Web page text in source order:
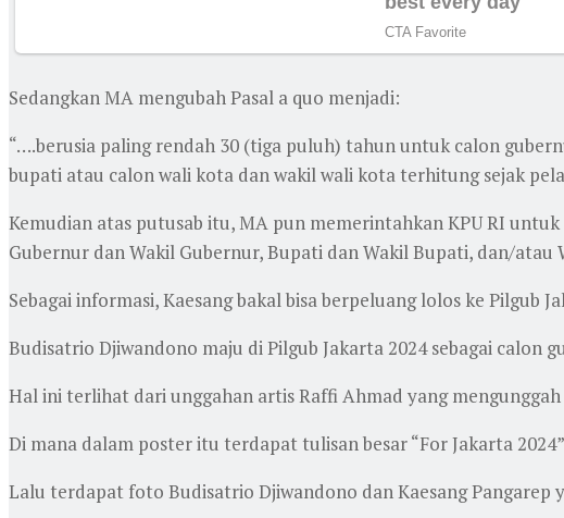
Sedangkan MA mengubah Pasal a quo menjadi:
“….berusia paling rendah 30 (tiga puluh) tahun untuk calon
bupati atau calon wali kota dan wakil wali kota terhitung sejak
Kemudian atas putusab itu, MA pun memerintahkan KPU RI
Gubernur dan Wakil Gubernur, Bupati dan Wakil Bupati, dan/
Sebagai informasi, Kaesang bakal bisa berpeluang lolos ke
Budisatrio Djiwandono maju di Pilgub Jakarta 2024 sebagai calon
Hal ini terlihat dari unggahan artis Raffi Ahmad yang
Di mana dalam poster itu terdapat tulisan besar “For Jakarta
Lalu terdapat foto Budisatrio Djiwandono dan Kaesang Pangarep